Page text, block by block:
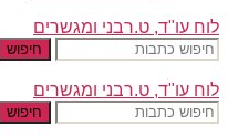
לוח עו"ד, ט.רבני ומגשרים
חיפוש
לוח עו"ד, ט.רבני ומגשרים
חיפוש